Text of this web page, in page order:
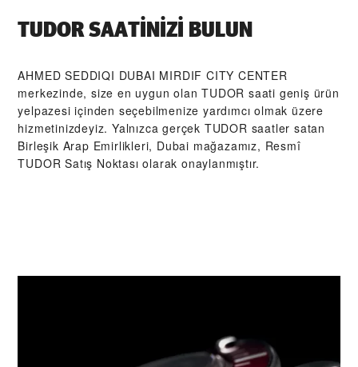
TUDOR SAATINIZI BULUN
‭AHMED SEDDIQI DUBAI MIRDIF CITY CENTER‬
merkezinde, size en uygun olan TUDOR saati geniş ürün
yelpazesi içinden seçebilmenize yardımcı olmak üzere
hizmetinizdeyiz. Yalnızca gerçek TUDOR saatler satan
Birleşik Arap Emirlikleri, Dubai mağazamız, Resmî
TUDOR Satış Noktası olarak onaylanmıştır.